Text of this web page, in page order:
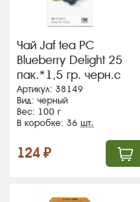
Чай Jaf tea PC
Blueberry Delight 25
пак.*1,5 гр. черн.с
аром.голубики (36)
(364)
Артикул: 38149
Вид: черный
Вес: 100 г
В коробке: 36шт.
124 ₽